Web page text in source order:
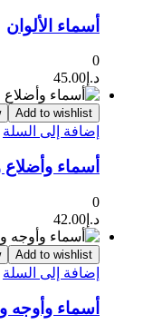
أسماء الألوان
0
د.إ 45.00
Add to wishlist
إضافة إلى السلة
أسماء
0
د.إ 42.00
Add to wishlist
إضافة إلى السلة
أسماء